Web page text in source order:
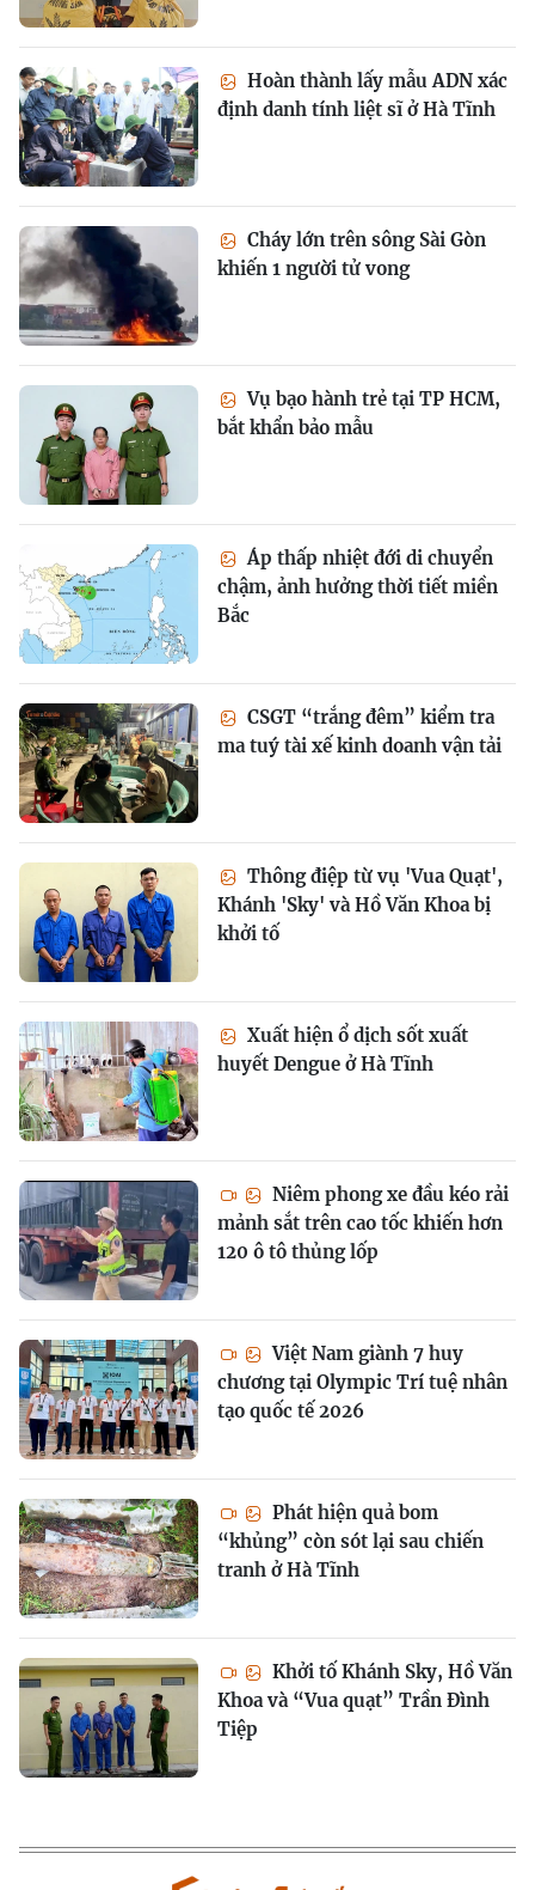
Hoàn thành lấy mẫu ADN xác
định danh tính liệt sĩ ở Hà Tĩnh
Cháy lớn trên sông Sài Gòn
khiến 1 người tử vong
Vụ bạo hành trẻ tại TP HCM,
bắt khẩn bảo mẫu
Áp thấp nhiệt đới di chuyển
chậm, ảnh hưởng thời tiết miền
Bắc
CSGT “trắng đêm” kiểm tra
ma tuý tài xế kinh doanh vận tải
Thông điệp từ vụ 'Vua Quạt',
Khánh 'Sky' và Hồ Văn Khoa bị
khởi tố
Xuất hiện ổ dịch sốt xuất
huyết Dengue ở Hà Tĩnh
Niêm phong xe đầu kéo rải
mảnh sắt trên cao tốc khiến hơn
120 ô tô thủng lốp
Việt Nam giành 7 huy
chương tại Olympic Trí tuệ nhân
tạo quốc tế 2026
Phát hiện quả bom
“khủng” còn sót lại sau chiến
tranh ở Hà Tĩnh
Khởi tố Khánh Sky, Hồ Văn
Khoa và “Vua quạt” Trần Đình
Tiệp